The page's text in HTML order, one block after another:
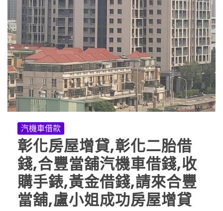
汽機車借款
彰化房屋增貸,彰化二胎借
錢,合豐當舖汽機車借錢,收
購手錶,黃金借錢,請來合豐
當舖,盧小姐成功房屋增貸